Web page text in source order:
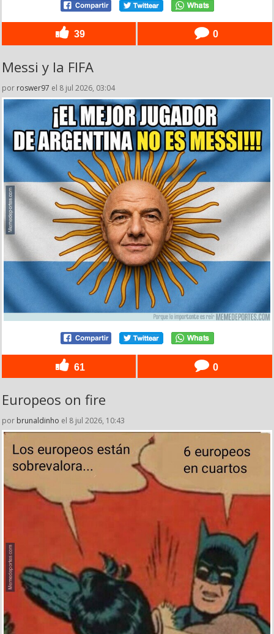
39 0
Messi y la FIFA
por roswer97 el 8 jul 2026, 03:04
61 0
Europeos on fire
por brunaldinho el 8 jul 2026, 10:43